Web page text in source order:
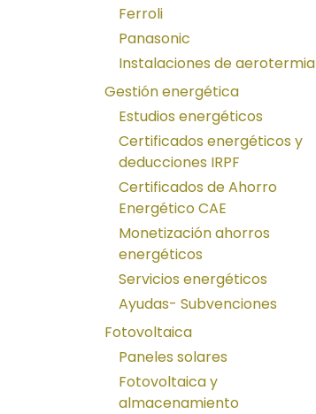
Ferroli
Panasonic
Instalaciones de aerotermia
Gestión energética
Estudios energéticos
Certificados energéticos y
deducciones IRPF
Certificados de Ahorro
Energético CAE
Monetización ahorros
energéticos
Servicios energéticos
Ayudas- Subvenciones
Fotovoltaica
Paneles solares
Fotovoltaica y
almacenamiento